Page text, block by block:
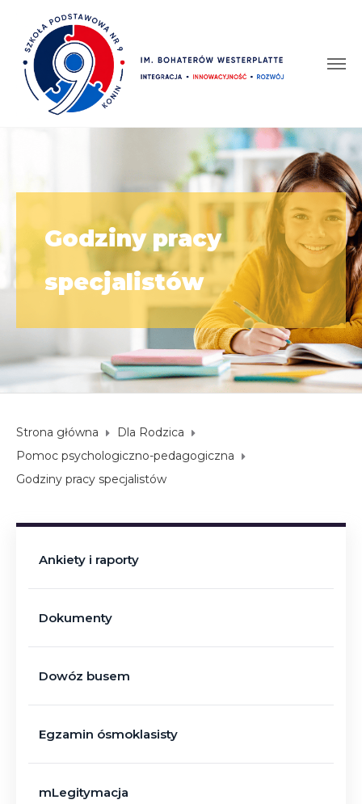
Godziny pracy
specjalistów
Strona główna
Dla Rodzica
Pomoc psychologiczno-pedagogiczna
Godziny pracy specjalistów
Ankiety i raporty
Dokumenty
Dowóz busem
Egzamin ósmoklasisty
mLegitymacja